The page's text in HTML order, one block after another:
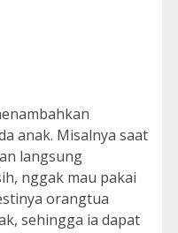
anak. Misalnya saat
langsung
nggak mau pakai
orangtua
sehingga ia dapat